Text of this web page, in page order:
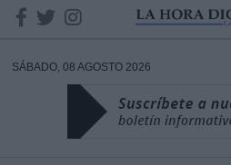
SÁBADO, 08 AGOSTO 2026
DATOS
Responsable: